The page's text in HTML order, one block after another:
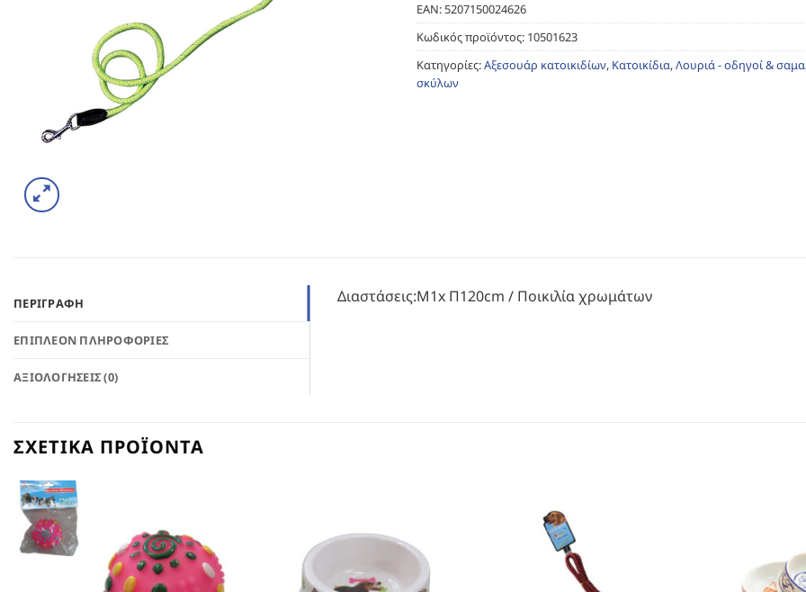
EAN:5207150024626
Κωδικός προϊόντος: 10501623
Κατηγορίες:Αξεσουάρ κατοικιδίων, Κατοικίδια,Λουριά - οδηγοί &
σκύλων
ΠΕΡΙΓΡΑΦΉ
ΕΠΙΠΛΈΟΝ ΠΛΗΡΟΦΟΡΊΕΣ
ΑΞΙΟΛΟΓΉΣΕΙΣ (0)
Διαστάσεις:Μ1x Π120cm / Ποικιλία χρωμάτων
ΣΧΕΤΙΚΆ ΠΡΟΪΌΝΤΑ